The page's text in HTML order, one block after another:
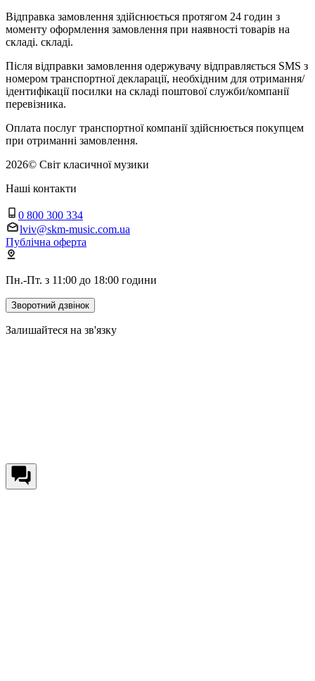
Відправка замовлення здійснюється протягом 24 годин з
моменту оформлення замовлення при наявності товарів на
складі. складі.
Після відправки замовлення одержувачу відправляється SMS з
номером транспортної декларації, необхідним для отримання/
ідентифікації посилки на складі поштової служби/компанії
перевізника.
Оплата послуг транспортної компанії здійснюється покупцем
при отриманні замовлення.
2026© Світ класичної музики
Наші контакти
0 800 300 334
lviv@skm-music.com.ua
Публічна оферта
Пн.-Пт. з 11:00 до 18:00 години
Зворотний дзвінок
Залишайтеся на зв'язку